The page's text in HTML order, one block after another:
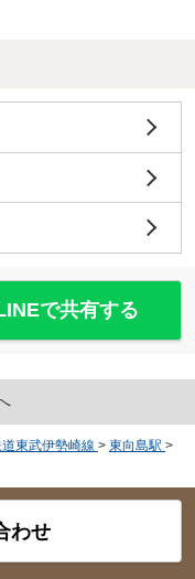
で共有する
東武伊勢崎線 > 東向島駅 >
わせ